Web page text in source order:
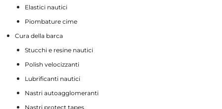
Elastici nautici
Piombature cime
Cura della barca
Stucchi e resine nautici
Polish velocizzanti
Lubrificanti nautici
Nastri autoagglomeranti
Nastri protect tapes